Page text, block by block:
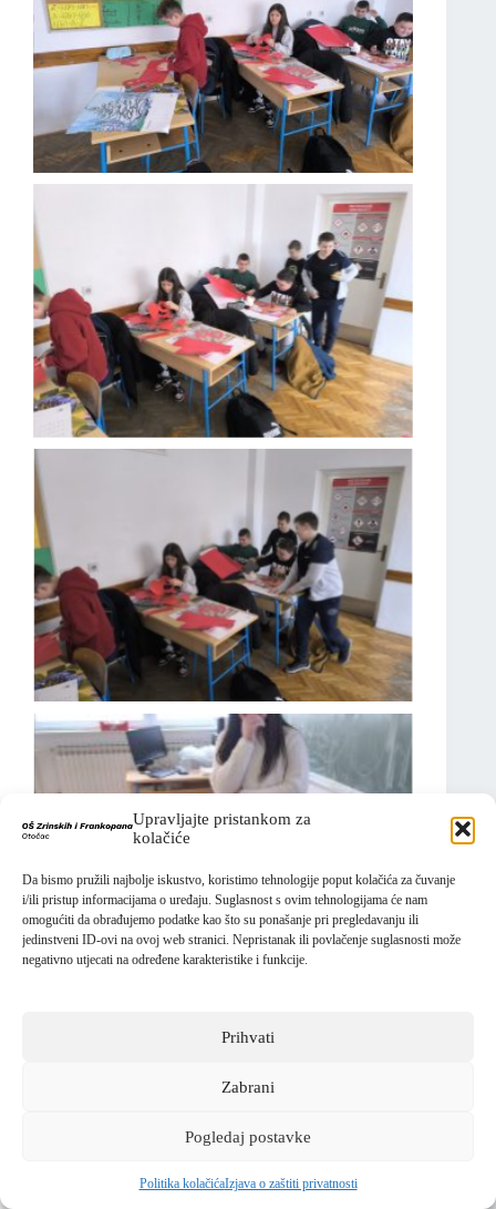
Upravljajte pristankom za
kolačiće
Da bismo pružili najbolje iskustvo, koristimo tehnologije poput kolačića za čuvanje
i/ili pristup informacijama o uređaju. Suglasnost s ovim tehnologijama će nam
omogućiti da obrađujemo podatke kao što su ponašanje pri pregledavanju ili
jedinstveni ID-ovi na ovoj web stranici. Nepristanak ili povlačenje suglasnosti može
negativno utjecati na određene karakteristike i funkcije.
Prihvati
Zabrani
Pogledaj postavke
Politika kolačićaIzjava o zaštiti privatnosti